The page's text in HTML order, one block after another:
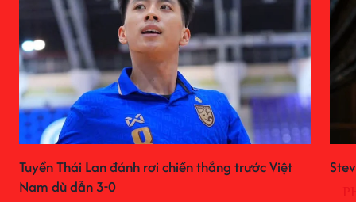
Tuyển Thái Lan đánh rơi chiến thắng trước Việt
Nam dù dẫn 3-0